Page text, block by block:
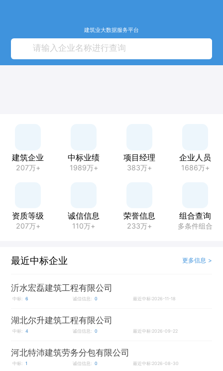
建筑业大数据服务平台
建筑企业
207万+
中标业绩
1989万+
项目经理
383万+
企业人员
1686万+
资质等级
207万+
诚信信息
110万+
荣誉信息
233万+
组合查询
多条件组合
最近中标企业 更多信息 >
沂水宏磊建筑工程有限公司
中标: 6 诚信信息: 0 最近中标:2026-11-18
湖北尔升建筑工程有限公司
中标: 4 诚信信息: 0 最近中标:2026-09-22
河北特沛建筑劳务分包有限公司
中标: 1 诚信信息: 0 最近中标:2026-08-30